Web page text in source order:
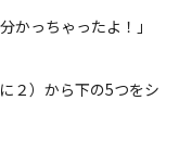
かっちゃったよ！」
２）から下の5つをシ